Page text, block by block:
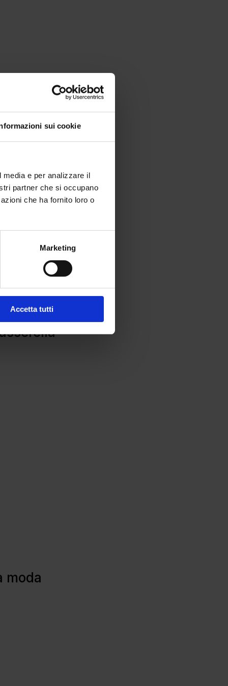
sui cookie
e per analizzare il
partner che si occupano
che ha fornito loro o
Marketing
Accetta tutti
moda